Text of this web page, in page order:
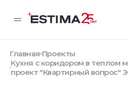
Главная Проекты
Кухня с коридором в теплом
проект "Квартирный вопрос"